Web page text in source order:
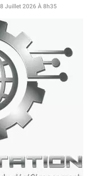
8 Juillet 2026 À 8h35